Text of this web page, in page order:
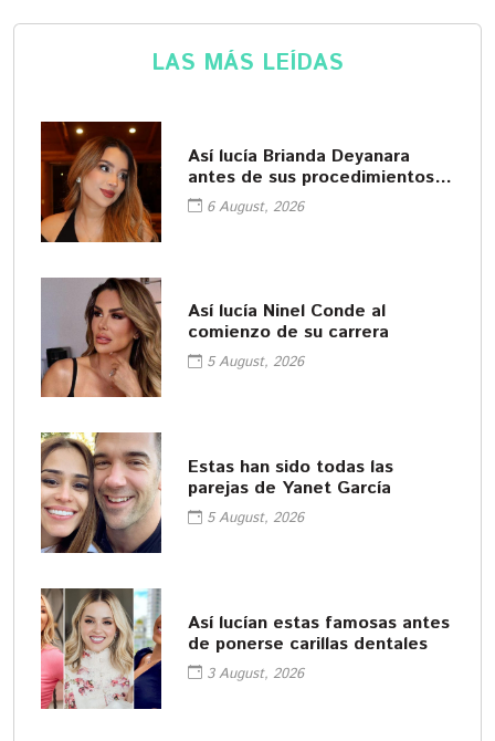
LAS MÁS LEÍDAS
Así lucía Brianda Deyanara
antes de sus procedimientos
cosméticos
6 August, 2026
Así lucía Ninel Conde al
comienzo de su carrera
5 August, 2026
Estas han sido todas las
parejas de Yanet García
5 August, 2026
Así lucían estas famosas antes
de ponerse carillas dentales
3 August, 2026